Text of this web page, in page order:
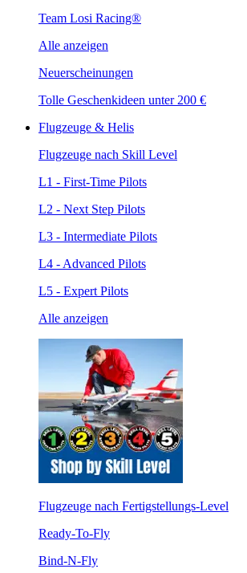
Team Losi Racing®
Alle anzeigen
Neuerscheinungen
Tolle Geschenkideen unter 200 €
Flugzeuge & Helis
Flugzeuge nach Skill Level
L1 - First-Time Pilots
L2 - Next Step Pilots
L3 - Intermediate Pilots
L4 - Advanced Pilots
L5 - Expert Pilots
Alle anzeigen
Flugzeuge nach Fertigstellungs-Level
Ready-To-Fly
Bind-N-Fly